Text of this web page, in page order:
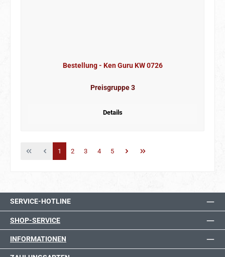
Bestellung - Ken Guru KW 0726
Preisgruppe 3
Details
Seite
1 Seite
2 Seite
3 Seite
4 Seite
5
SERVICE-HOTLINE
SHOP-SERVICE
INFORMATIONEN